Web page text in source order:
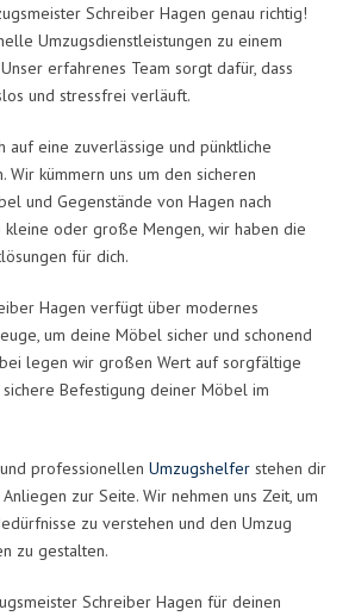
Schreiber Hagen genau richtig!
Umzugsdienstleistungen zu einem
erfahrenes Team sorgt dafür, dass
und stressfrei verläuft.
auf eine zuverlässige und pünktliche
Wir kümmern uns um den sicheren
und Gegenstände von Hagen nach
kleine oder große Mengen, wir haben die
für dich.
Hagen verfügt über modernes
um deine Möbel sicher und schonend
legen wir großen Wert auf sorgfältige
Befestigung deiner Möbel im
professionellen Umzugshelfer stehen dir
zur Seite. Wir nehmen uns Zeit, um
zu verstehen und den Umzug
zu gestalten.
Schreiber Hagen für deinen